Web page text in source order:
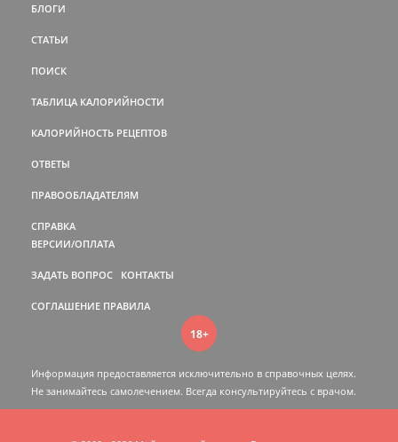
БЛОГИ
СТАТЬИ
ПОИСК
ТАБЛИЦА КАЛОРИЙНОСТИ
КАЛОРИЙНОСТЬ РЕЦЕПТОВ
ОТВЕТЫ
ПРАВООБЛАДАТЕЛЯМ
СПРАВКА
ВЕРСИИ/ОПЛАТА
ЗАДАТЬ ВОПРОС КОНТАКТЫ
СОГЛАШЕНИЕ ПРАВИЛА
18+
Информация предоставляется исключительно в справочных целях.
Не занимайтесь самолечением. Всегда консультируйтесь c врачом.